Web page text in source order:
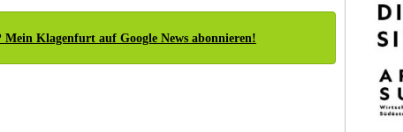
Klagenfurt auf Google News abonnieren!